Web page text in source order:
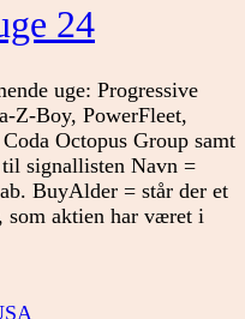
24
uge: Progressive
Z-Boy, PowerFleet,
Octopus Group samt
signallisten Navn =
BuyAlder = står der et
som aktien har været i